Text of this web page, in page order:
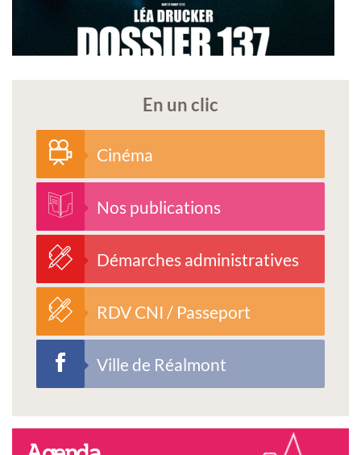
En un clic
Cinéma
Nos publications
Démarches administratives
RDV CNI / Passeport
Ville de Réalmont